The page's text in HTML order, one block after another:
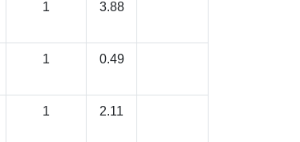
1 3.88
1 0.49
1 2.11